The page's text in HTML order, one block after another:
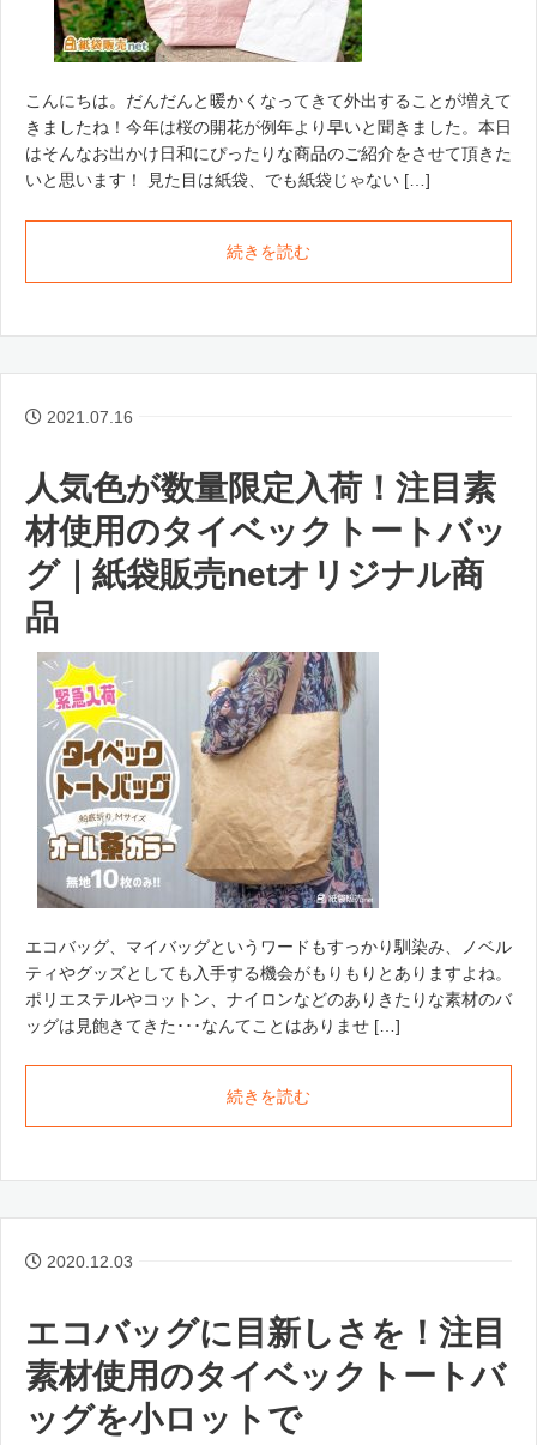
こんにちは。だんだんと暖かくなってきて外出することが増えて
きましたね！今年は桜の開花が例年より早いと聞きました。本日
はそんなお出かけ日和にぴったりな商品のご紹介をさせて頂きた
いと思います！ 見た目は紙袋、でも紙袋じゃない […]
続きを読む
2021.07.16
人気色が数量限定入荷！注目素
材使用のタイベックトートバッ
グ｜紙袋販売netオリジナル商
品
エコバッグ、マイバッグというワードもすっかり馴染み、ノベル
ティやグッズとしても入手する機会がもりもりとありますよね。
ポリエステルやコットン、ナイロンなどのありきたりな素材のバ
ッグは見飽きてきた･･･なんてことはありませ […]
続きを読む
2020.12.03
エコバッグに目新しさを！注目
素材使用のタイベックトートバ
ッグを小ロットで